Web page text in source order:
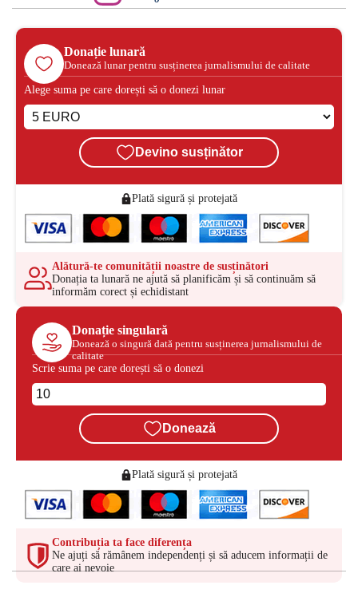
Donație lunară
Donează lunar pentru susținerea jurnalismului de calitate
Alege suma pe care dorești să o donezi lunar
Devino susținător
Plată sigură și protejată
Alătură-te comunității noastre de susținători
Donația ta lunară ne ajută să planificăm și să continuăm să
informăm corect și echidistant
Donație singulară
Donează o singură dată pentru susținerea jurnalismului de
calitate
Scrie suma pe care dorești să o donezi
Donează
Plată sigură și protejată
Contribuția ta face diferența
Ne ajuți să rămânem independenți și să aducem informații de
care ai nevoie